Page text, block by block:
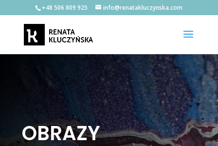
+48 506 809 925 info@renatakluczynska.com
OBRAZY